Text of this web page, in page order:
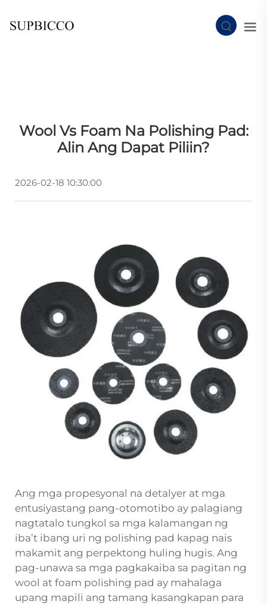
Wool Vs Foam Na Polishing Pad:
Alin Ang Dapat Piliin?
2026-02-18 10:30:00
Ang mga propesyonal na detalyer at mga
entusiyastang pang-otomotibo ay palagiang
nagtatalo tungkol sa mga kalamangan ng
iba’t ibang uri ng polishing pad kapag nais
makamit ang perpektong huling hugis. Ang
pag-unawa sa mga pagkakaiba sa pagitan ng
wool at foam polishing pad ay mahalaga
upang mapili ang tamang kasangkapan para